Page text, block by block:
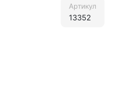
Артикул
13352